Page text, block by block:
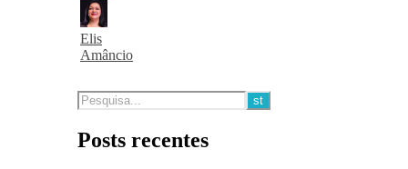
Elis
Amâncio
Posts recentes